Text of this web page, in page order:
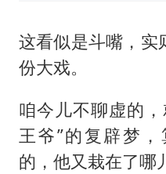
这看似是斗嘴，实
份大戏。
咱今儿不聊虚的
王爷”的复辟梦
的，他又栽在了哪